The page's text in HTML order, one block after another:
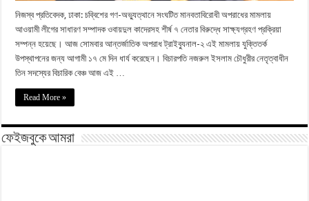
নিজস্ব প্রতিবেদক, ঢাকা: চব্বিশের গণ-অভ্যুত্থানে সংঘটিত মানবতাবিরোধী অপরাধের মামলায়
আওয়ামী লীগের সাধারণ সম্পাদক ওবায়দুল কাদেরসহ শীর্ষ ৭ নেতার বিরুদ্ধে সাক্ষ্যগ্রহণ প্রক্রিয়া
সম্পন্ন হয়েছে। আজ সোমবার আন্তর্জাতিক অপরাধ ট্রাইব্যুনাল-২ এই মামলায় যুক্তিতর্ক
উপস্থাপনের জন্য আগামী ১৭ মে দিন ধার্য করেছেন। বিচারপতি নজরুল ইসলাম চৌধুরীর নেতৃত্বাধীন
তিন সদস্যের বিচারিক বেঞ্চ আজ এই …
Read More »
ফেইজবুকে আমরা